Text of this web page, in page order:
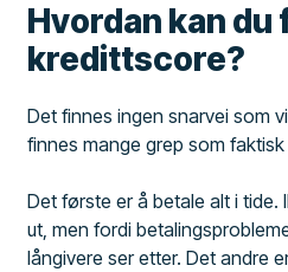
Hvordan kan du
kredittscore?
Det finnes ingen snarvei som
finnes mange grep som faktisk
Det første er å betale alt i
ut, men fordi
långivere ser etter. Det andre